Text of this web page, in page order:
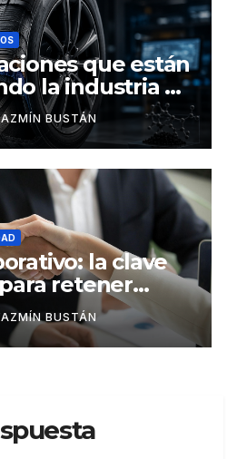
que están
la industria de
y redefinen el
BUSTÁN
la clave
retener
BUSTÁN